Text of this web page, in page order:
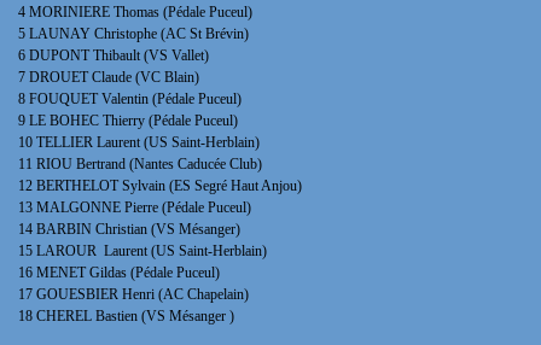
4 MORINIERE Thomas (Pédale Puceul)
5 LAUNAY Christophe (AC St Brévin)
6 DUPONT Thibault (VS Vallet)
7 DROUET Claude (VC Blain)
8 FOUQUET Valentin (Pédale Puceul)
9 LE BOHEC Thierry (Pédale Puceul)
10 TELLIER Laurent (US Saint-Herblain)
11 RIOU Bertrand (Nantes Caducée Club)
12 BERTHELOT Sylvain (ES Segré Haut Anjou)
13 MALGONNE Pierre (Pédale Puceul)
14 BARBIN Christian (VS Mésanger)
15 LAROUR Laurent (US Saint-Herblain)
16 MENET Gildas (Pédale Puceul)
17 GOUESBIER Henri (AC Chapelain)
18 CHEREL Bastien (VS Mésanger )